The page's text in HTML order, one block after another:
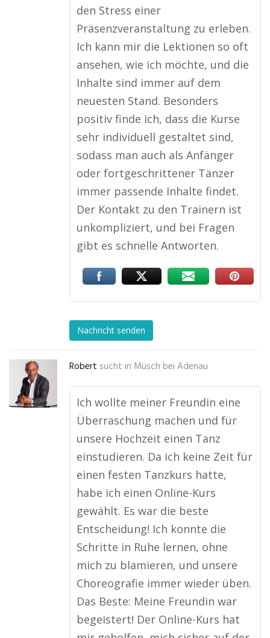
den Stress einer
Präsenzveranstaltung zu erleben.
Ich kann mir die Lektionen so oft
ansehen, wie ich möchte, und die
Inhalte sind immer auf dem
neuesten Stand. Besonders
positiv finde ich, dass die Kurse
sehr individuell gestaltet sind,
sodass man auch als Anfänger
oder fortgeschrittener Tänzer
immer passende Inhalte findet.
Der Kontakt zu den Trainern ist
unkompliziert, und bei Fragen
gibt es schnelle Antworten.
Nachricht senden
Robert sucht in Müsch bei Adenau
Ich wollte meiner Freundin eine
Überraschung machen und für
unsere Hochzeit einen Tanz
einstudieren. Da ich keine Zeit für
einen festen Tanzkurs hatte,
habe ich einen Online-Kurs
gewählt. Es war die beste
Entscheidung! Ich konnte die
Schritte in Ruhe lernen, ohne
mich zu blamieren, und unsere
Choreografie immer wieder üben.
Das Beste: Meine Freundin war
begeistert! Der Online-Kurs hat